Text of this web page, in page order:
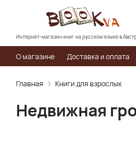
Интернет-магазин книг на русском языке в
О магазине Доставка и оплата
Главная Книги для взрослых
Недвижная